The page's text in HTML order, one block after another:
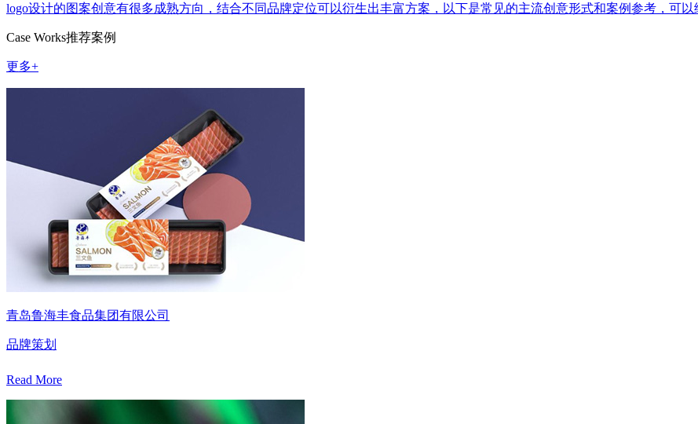
logo设计的图案创意有很多成熟方向，结合不同品牌定位可以衍生出丰富方案，以下是常见的主流创意形式和案例参考，可以
Case Works推荐案例
更多+
青岛鲁海丰食品集团有限公司
品牌策划
Read More